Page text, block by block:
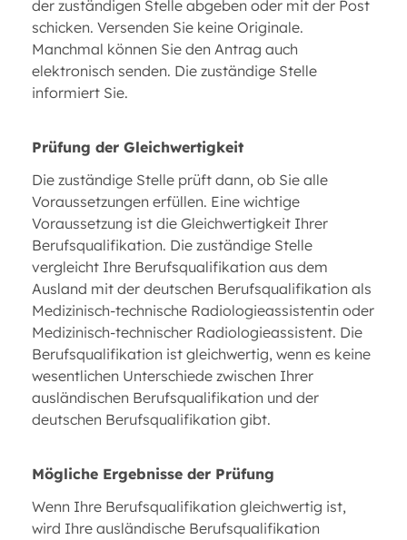
der zuständigen Stelle abgeben oder mit der Post
schicken. Versenden Sie keine Originale.
Manchmal können Sie den Antrag auch
elektronisch senden. Die zuständige Stelle
informiert Sie.
Prüfung der Gleichwertigkeit
Die zuständige Stelle prüft dann, ob Sie alle
Voraussetzungen erfüllen. Eine wichtige
Voraussetzung ist die Gleichwertigkeit Ihrer
Berufsqualifikation. Die zuständige Stelle
vergleicht Ihre Berufsqualifikation aus dem
Ausland mit der deutschen Berufsqualifikation als
Medizinisch-technische Radiologieassistentin oder
Medizinisch-technischer Radiologieassistent. Die
Berufsqualifikation ist gleichwertig, wenn es keine
wesentlichen Unterschiede zwischen Ihrer
ausländischen Berufsqualifikation und der
deutschen Berufsqualifikation gibt.
Mögliche Ergebnisse der Prüfung
Wenn Ihre Berufsqualifikation gleichwertig ist,
wird Ihre ausländische Berufsqualifikation